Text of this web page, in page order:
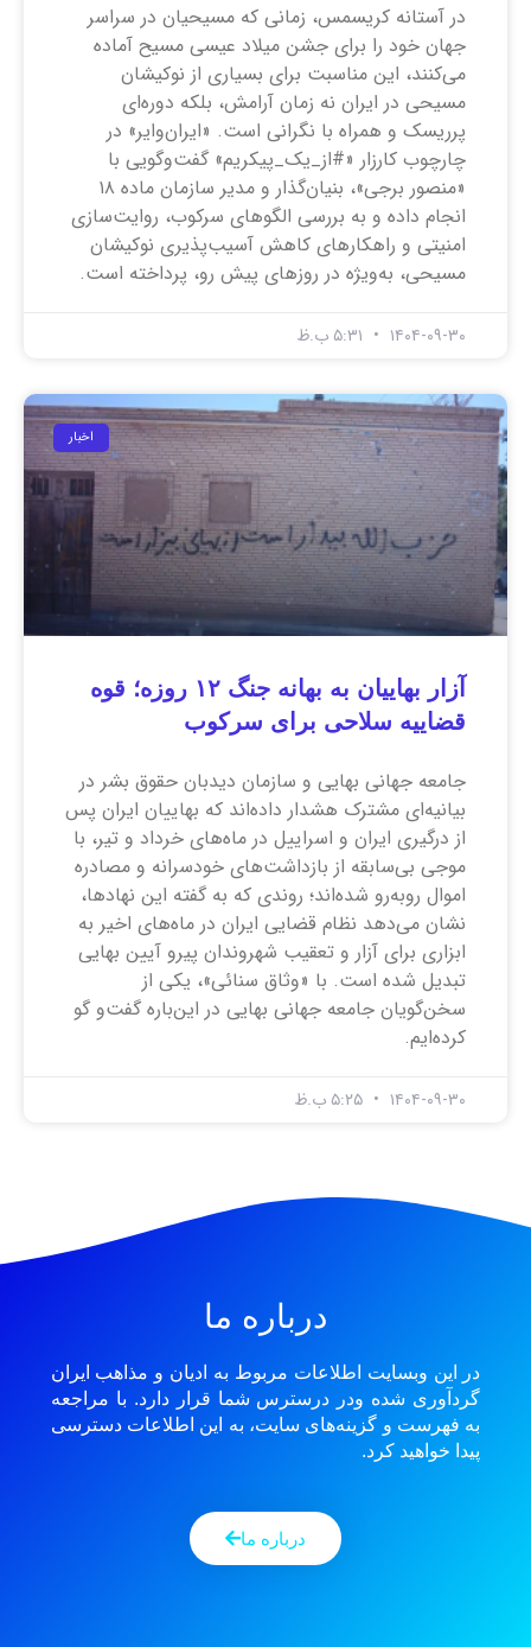
در آستانه کریسمس، زمانی که مسیحیان در سراسر
جهان خود را برای جشن میلاد عیسی مسیح آماده
می‌کنند، این مناسبت برای بسیاری از نوکیشان
مسیحی در ایران نه زمان آرامش، بلکه دوره‌ای
پرریسک و همراه با نگرانی است. «ایران‌وایر» در
چارچوب کارزار «#از_یک_پیکریم» گفت‌وگویی با
«منصور برجی»، بنیان‌گذار و مدیر سازمان ماده ۱۸
انجام داده و به بررسی الگوهای سرکوب، روایت‌سازی
امنیتی و راهکارهای کاهش آسیب‌پذیری نوکیشان
مسیحی، به‌ویژه در روزهای پیش رو، پرداخته است.
۱۴۰۴-۰۹-۳۰
اخبار
آزار بهاییان به بهانه جنگ ۱۲ روزه؛ قوه
قضاییه سلاحی برای سرکوب
جامعه جهانی بهایی و سازمان دیدبان حقوق بشر در
بیانیه‌ای مشترک هشدار داده‌اند که بهاییان ایران پس
از درگیری ایران و اسراییل در ماه‌های خرداد و تیر، با
موجی بی‌سابقه از بازداشت‌های خودسرانه و مصادره
اموال روبه‌رو شده‌اند؛ روندی که به گفته این نهاد‌ها،
نشان می‌دهد نظام قضایی ایران در ماه‌های اخیر به
ابزاری برای آزار و تعقیب شهروندان پیرو آیین بهایی
تبدیل شده است. با «وثاق سنائی»، یکی از
سخن‌گویان جامعه جهانی بهایی در این‌باره گفت‌و گو
کرده‌ایم.
۱۴۰۴-۰۹-۳۰
درباره ما
در این وبسایت اطلاعات مربوط به ادیان و مذاهب ایران
گردآوری شده ودر درسترس شما قرار دارد. با مراجعه
به فهرست و گزینه‌های سایت، به این اطلاعات دسترسی
پیدا خواهید کرد.
درباره ما